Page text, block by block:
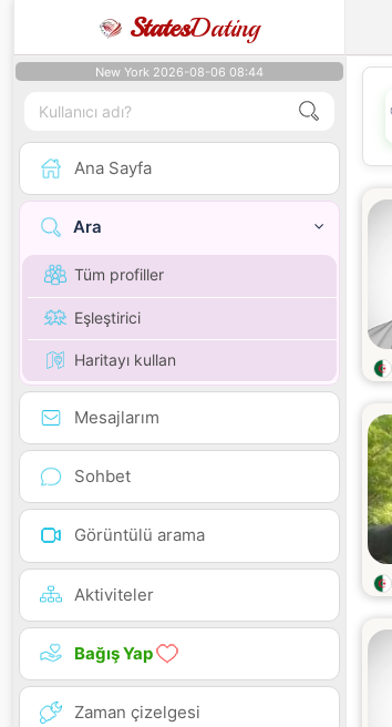
StatesDating
New York 2026-08-06 08:44
Ana Sayfa
Ara
Tüm profiller
Eşleştirici
Haritayı kullan
Mesajlarım
Sohbet
Görüntülü arama
Aktiviteler
Bağış Yap
Zaman çizelgesi